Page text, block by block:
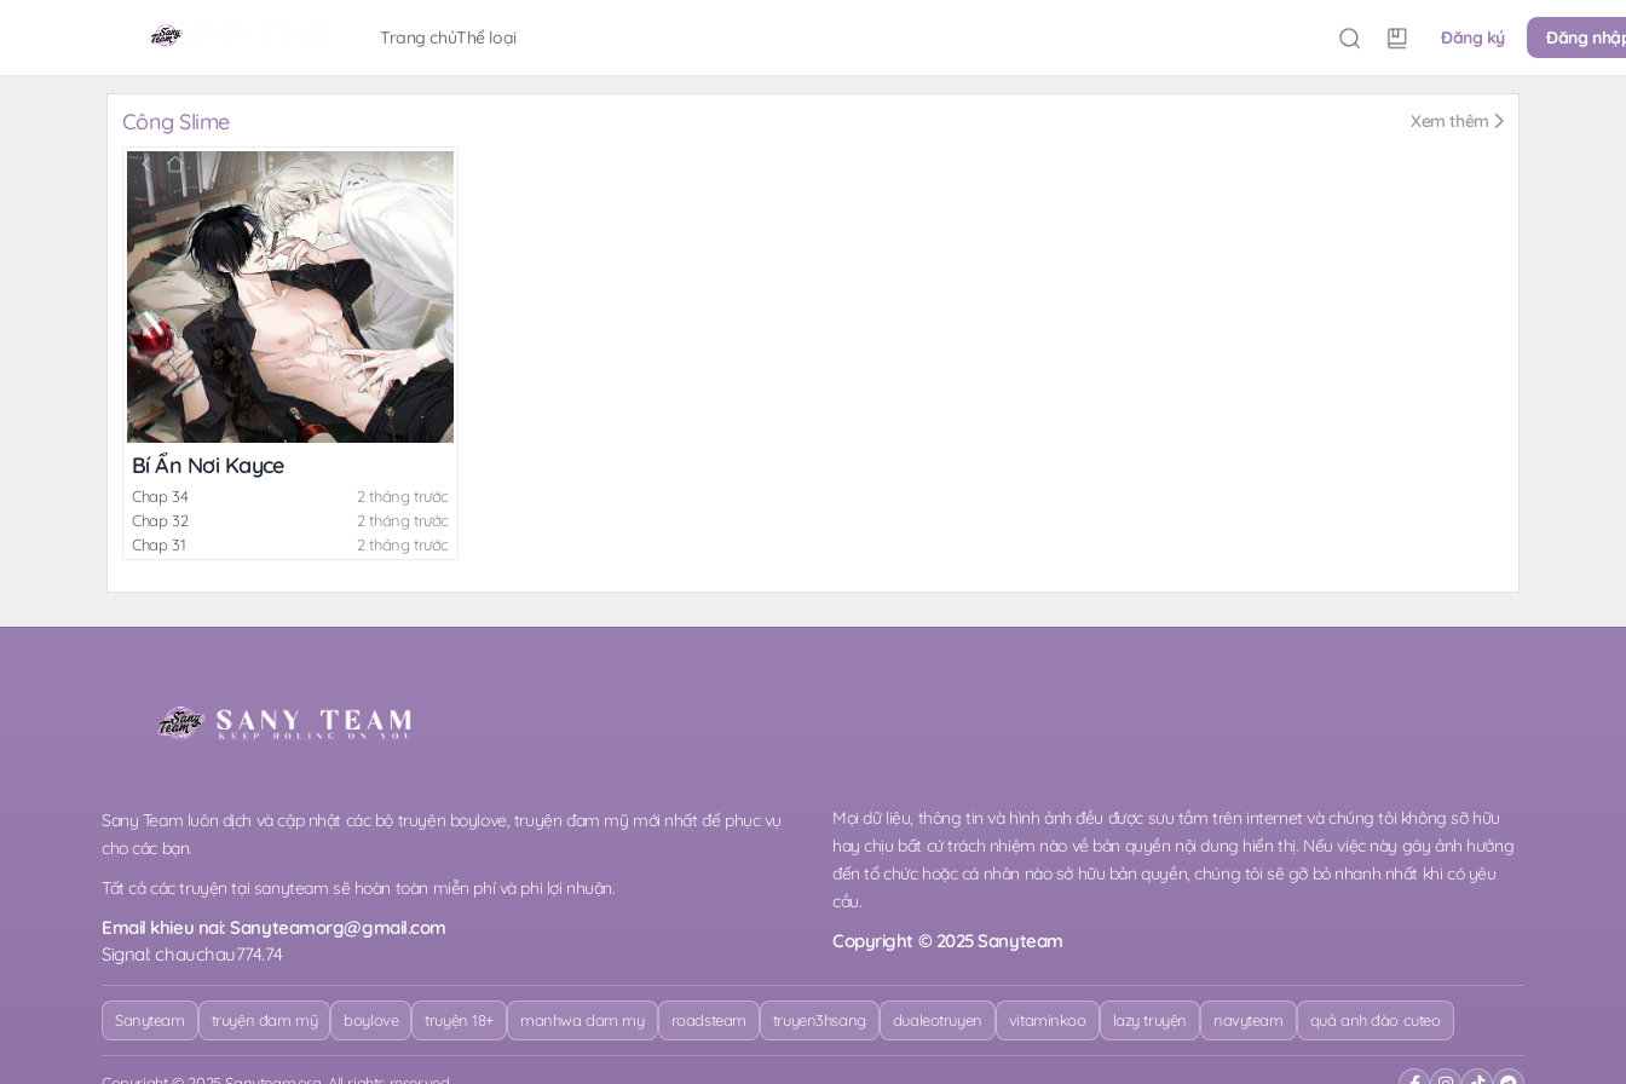
Trang chủThể loại Đăng ký Đăng
Công Slime Xem thêm
Bí Ẩn Nơi Kayce
Chap 34
2 tháng trước
Chap 32
2 tháng trước
Chap 31
2 tháng trước
Sany Team luôn dịch và cập nhật các bộ truyện boylove, truyện đam mỹ mới nhất để phục vụ
cho các bạn.
Tất cả các truyện tại sanyteam sẽ hoàn toàn miễn phí và phi lợi nhuận.
Email khieu nai:Sanyteamorg@gmail.com
Signal: chauchau774.74
Mọi dữ liệu, thông tin và hình ảnh đều được sưu tầm trên internet và chúng tôi không sỡ hữu
hay chịu bất cứ trách nhiệm nào về bản quyền nội dung hiển thị. Nếu việc này gây ảnh hưởng
đến tổ chức hoặc cá nhân nào sở hữu bản quyền, chúng tôi sẽ gỡ bỏ nhanh nhất khi có yêu
cầu.
Copyright © 2025 Sanyteam
Sanyteam truyện đam mỹ boylove truyện 18+ manhwa dam my roadsteam truyen3hsang dualeotruyen vitaminkoo lazy truyện navyteam quả anh đào cuteo